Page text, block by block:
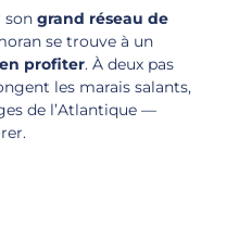
son grand réseau de
se trouve à un
profiter. À deux pas
les marais salants,
de l’Atlantique —